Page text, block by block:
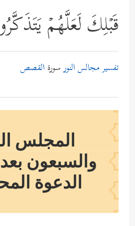
قَبۡلِكَ لَعَلَّهُمۡ
تفسير مجالس النورسورة القصص
المجلس
والسبعون بعد
الدعوة